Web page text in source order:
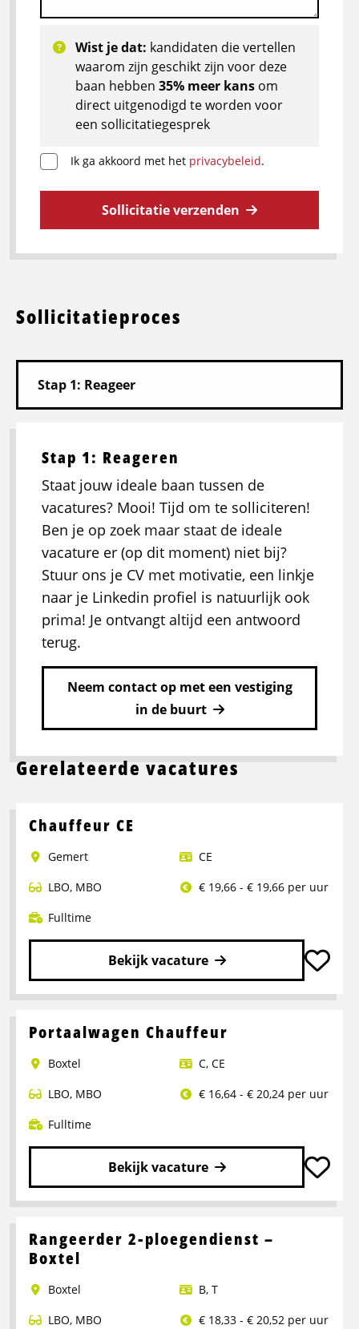
Wist je dat: kandidaten die vertellen
waarom zijn geschikt zijn voor deze
baan hebben 35% meer kans om
direct uitgenodigd te worden voor
een sollicitatiegesprek
Ik ga akkoord met het privacybeleid.
Sollicitatie verzenden
Sollicitatieproces
Stap 1: Reageren
Staat jouw ideale baan tussen de
vacatures? Mooi! Tijd om te solliciteren!
Ben je op zoek maar staat de ideale
vacature er (op dit moment) niet bij?
Stuur ons je CV met motivatie, een linkje
naar je Linkedin profiel is natuurlijk ook
prima! Je ontvangt altijd een antwoord
terug.
Neem contact op met een vestiging
in de buurt
Gerelateerde vacatures
Chauffeur CE
Gemert
CE
LBO, MBO
€ 19,66 - € 19,66 per uur
Fulltime
Bekijk vacature
Lees
over
CE
Portaalwagen Chauffeur
Boxtel C, CE
LBO, MBO
€ 16,64 - € 20,24 per uur
Fulltime
Bekijk vacature
Lees
over
Portaalwagen
Rangeerder 2-ploegendienst –
Boxtel
Boxtel B, T
LBO, MBO
€ 18,33 - € 20,52 per uur